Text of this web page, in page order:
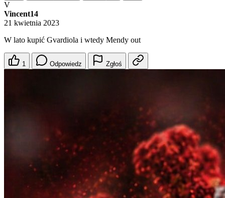
V
Vincent14
21 kwietnia 2023
W lato kupić Gvardiola i wtedy Mendy out
1 Odpowiedz Zgłoś